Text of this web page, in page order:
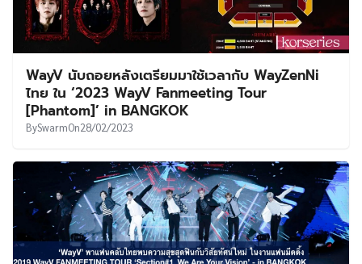
WayV นับถอยหลังเตรียมมาใช้เวลากับ WayZenNi
ไทย ใน ‘2023 WayV Fanmeeting Tour
[Phantom]’ in BANGKOK
BySwarmOn28/02/2023